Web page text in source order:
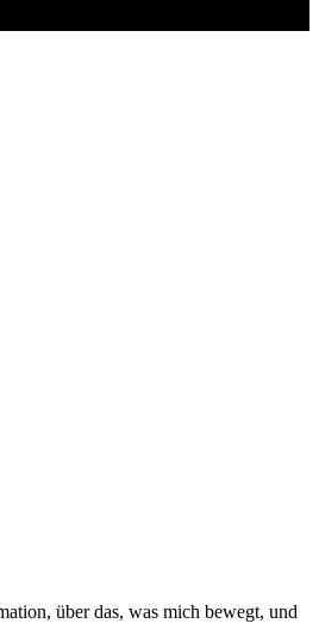
über das, was mich bewegt, und